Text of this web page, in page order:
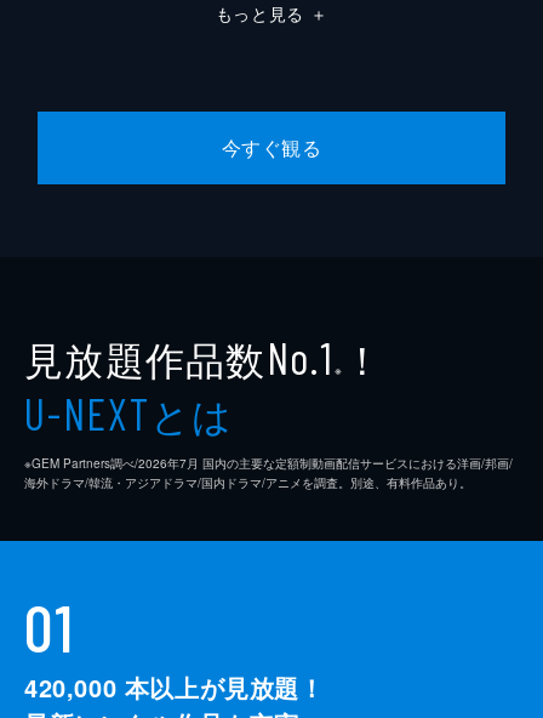
もっと見る ＋
今すぐ観る
見放題作品数No.1 ※ ！
U-NEXTとは
※GEM Partners調べ/2026年7⽉ 国内の主要な定額制動画配信サービスにおける洋画/邦画/
海外ドラマ/韓流・アジアドラマ/国内ドラマ/アニメを調査。別途、有料作品あり。
01
420,000 本以上が見放題！